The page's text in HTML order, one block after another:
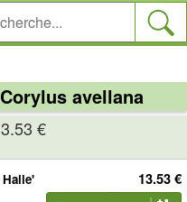
avellana
€
13.53 €